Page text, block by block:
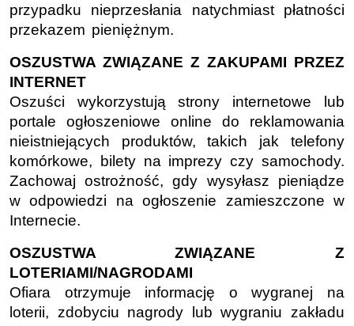
przypadku nieprzesłania natychmiast płatności
przekazem pieniężnym.
OSZUSTWA ZWIĄZANE Z ZAKUPAMI PRZEZ
INTERNET
Oszuści wykorzystują strony internetowe lub
portale ogłoszeniowe online do reklamowania
nieistniejących produktów, takich jak telefony
komórkowe, bilety na imprezy czy samochody.
Zachowaj ostrożność, gdy wysyłasz pieniądze
w odpowiedzi na ogłoszenie zamieszczone w
Internecie.
OSZUSTWA ZWIĄZANE Z
LOTERIAMI/NAGRODAMI
Ofiara otrzymuje informację o wygranej na
loterii, zdobyciu nagrody lub wygraniu zakładu